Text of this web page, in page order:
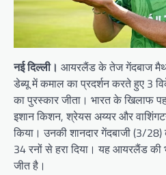
नई दिल्ली। आयरलैंड के तेज गेंदबाज
डेब्यू में कमाल का प्रदर्शन करते हुए 3
का पुरस्कार जीता। भारत के खिलाफ
इशान किशन, श्रेयस अय्यर और
किया। उनकी शानदार गेंदबाजी (3/
34 रनों से हरा दिया। यह आयरलैंड
जीत है।